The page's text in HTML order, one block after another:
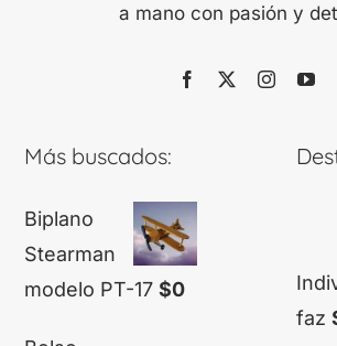
a mano con pasión y
Más buscados:
Biplano
Stearman
modelo PT-17 $0
faz